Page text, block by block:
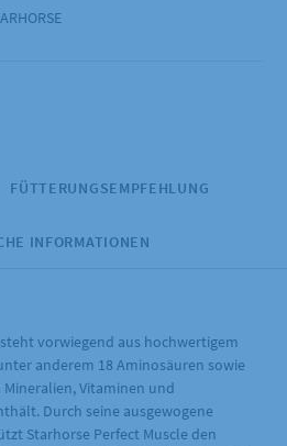
FÜTTERUNGSEMPFEHLUNG
INFORMATIONEN
vorwiegend aus hochwertigem
anderem 18 Aminosäuren sowie
Vitaminen und
Durch seine ausgewogene
Starhorse Perfect Muscle den